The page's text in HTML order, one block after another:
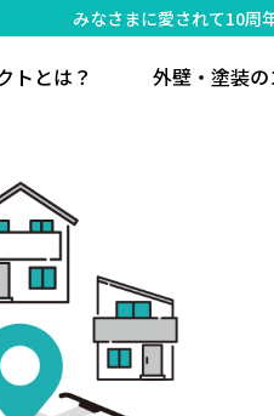
みなさまに愛されて10周
トとは？ 外壁・塗装の